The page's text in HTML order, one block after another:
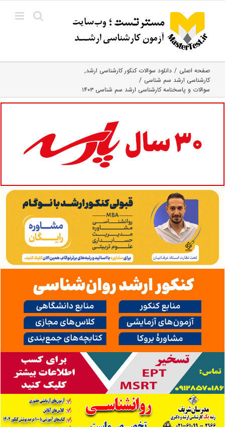
content
صفحه اصلی
دانلود سوالات کنکور کارشناسی ارشد
کارشناسی ارشد سم شناسی
سوالات و پاسخنامه کارشناسی ارشد سم شناسی ۱۴۰۳